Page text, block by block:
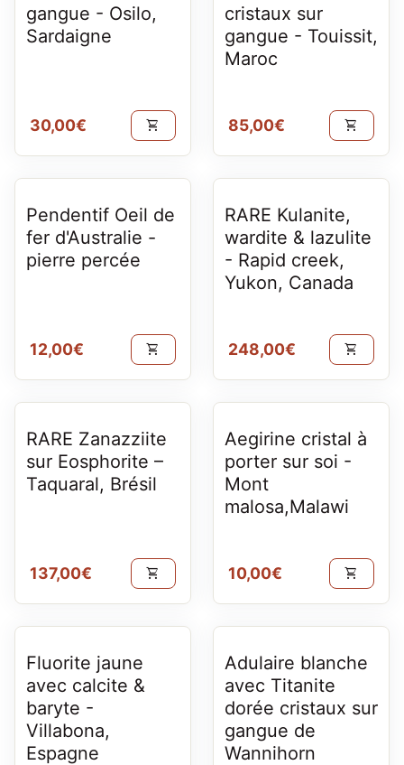
gangue - Osilo,
Sardaigne
Prix normal
30,00€ shopping_cart
cristaux sur
gangue - Touissit,
Maroc
Prix normal
85,00€ shopping_cart
Pendentif Oeil de
fer d'Australie -
pierre percée
Prix normal
12,00€ shopping_cart
RARE Kulanite,
wardite & lazulite
- Rapid creek,
Yukon, Canada
Prix normal
248,00€ shopping_cart
RARE Zanazziite
sur Eosphorite –
Taquaral, Brésil
Prix normal
137,00€ shopping_cart
Aegirine cristal à
porter sur soi -
Mont
malosa,Malawi
Prix normal
10,00€ shopping_cart
Fluorite jaune
avec calcite &
baryte -
Villabona,
Espagne
Adulaire blanche
avec Titanite
dorée cristaux sur
gangue de
Wannihorn